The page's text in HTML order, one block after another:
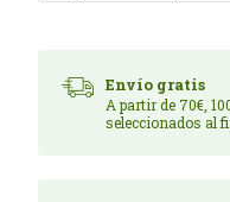
Envío gratis
A partir de 70€,
seleccionados al